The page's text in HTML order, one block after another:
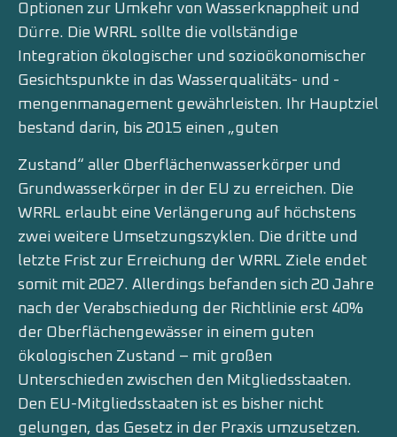
Optionen zur Umkehr von Wasserknappheit und
Dürre. Die WRRL sollte die vollständige
Integration ökologischer und sozioökonomischer
Gesichtspunkte in das Wasserqualitäts- und -
mengenmanagement gewährleisten. Ihr Hauptziel
bestand darin, bis 2015 einen „guten
Zustand“ aller Oberflächenwasserkörper und
Grundwasserkörper in der EU zu erreichen. Die
WRRL erlaubt eine Verlängerung auf höchstens
zwei weitere Umsetzungszyklen. Die dritte und
letzte Frist zur Erreichung der WRRL Ziele endet
somit mit 2027. Allerdings befanden sich 20 Jahre
nach der Verabschiedung der Richtlinie erst 40%
der Oberflächengewässer in einem guten
ökologischen Zustand – mit großen
Unterschieden zwischen den Mitgliedsstaaten.
Den EU-Mitgliedsstaaten ist es bisher nicht
gelungen, das Gesetz in der Praxis umzusetzen.